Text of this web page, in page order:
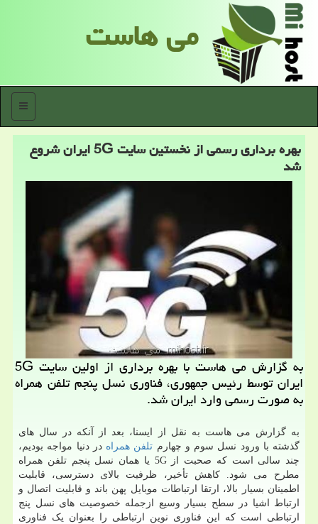
می هاست
منو
بهره برداری رسمی از نخستین سایت 5G ایران شروع
شد
به گزارش می هاست با بهره برداری از اولین سایت 5G
ایران توسط رئیس جمهوری، فناوری نسل پنجم تلفن همراه
به صورت رسمی وارد ایران شد.
به گزارش می هاست به نقل از ایسنا، بعد از آنکه در سال های
گذشته با ورود نسل سوم و چهارم تلفن همراه در دنیا مواجه بودیم،
چند سالی است که صحبت از 5G یا همان نسل پنجم تلفن همراه
مطرح می شود. کاهش تأخیر، ظرفیت بالای دسترسی، قابلیت
اطمینان بسیار بالا، ارتقا ارتباطات موبایل پهن باند و قابلیت اتصال و
ارتباط اشیا در سطح بسیار وسیع ازجمله خصوصیت های نسل پنج
ارتباطی است که این فناوری نوین ارتباطی را بعنوان یک فناوری